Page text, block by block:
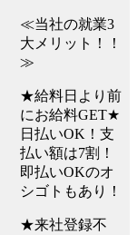
≪当社の就業3
大メリット！！
≫
★給料日より前
にお給料GET★
日払いOK！支
払い額は7割！
即払いOKのオ
シゴトもあり！
★来社登録不